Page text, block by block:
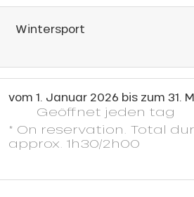
Wintersport
vom 1. Januar 2026 bis zum 31.
Geöffnet jeden tag
* On reservation. Total
approx. 1h30/2h00